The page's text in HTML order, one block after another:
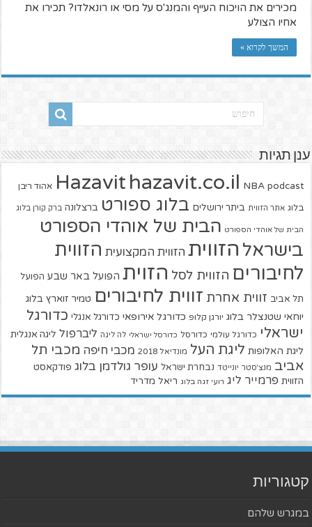
מכירים את הויכוח העייף והמנג'ס על מסי או רונאלדו? תכירו את
אחיו הצולע
המשך לקרוא »
ענן תגיות
Hazavit hazavit.co.il NBA podcast אהוד ריבן
בלוג אתר הזווית ביתר ירושלים בלוג ספורט ברצלונה ברק קורן בלוג
הבית של אוהדי הספורט הבית של אוהדי הספורט
בישראל הזווית הזווית המקצועית הזווית
לחיבורים הזווית לסל הזוית הפועל באר שבע הפועל
תל אביב זווית אחרת זווית לחיבורים טמיר זוארץ בלוג
יוחאי שטנצלר בלוג יורגן קלופ כדורגל אירופאי כדורגל אנגלי כדורגל
ישראלי כדורגל עולמי כדורסל כדורסל ישראלי לה ליגה ליברפול ליגה אנגלית
ליגת האלופות ליגת העל מונדיאל 2018 מכבי חיפה מכבי תל
אביב מנצ'סטר יונייטד נבחרת ישראל עופר גולדמן בלוג פודקאסט
הזווית פרמייר ליג רועי זגה בלוג ריאל מדריד
קטגוריות
במגרש שלהם